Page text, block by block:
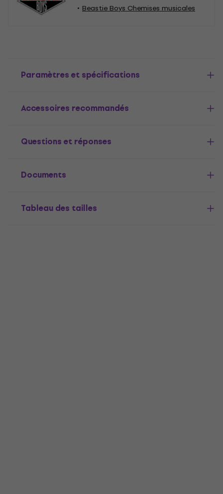
Beastie Boys Chemises musicales
Paramètres et spécifications
Accessoires recommandés
Questions et réponses
Documents
Tableau des tailles